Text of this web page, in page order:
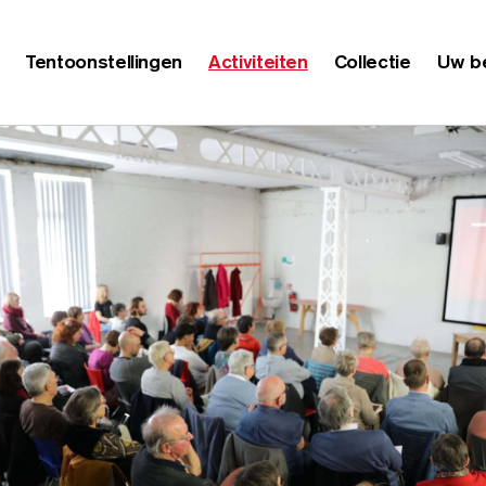
Tentoonstellingen Activiteiten Collectie Uw